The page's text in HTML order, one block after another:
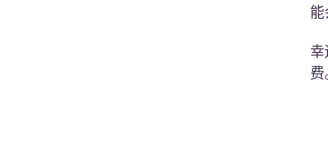
Yugo与VCARB的开创性合作，激发能
幸
费